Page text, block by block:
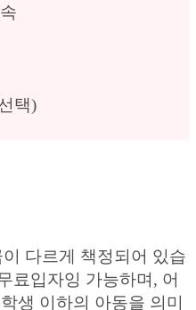
택)
다르게 책정되어 있습
료입자잉 가능하며, 어
생 이하의 아동을 의미